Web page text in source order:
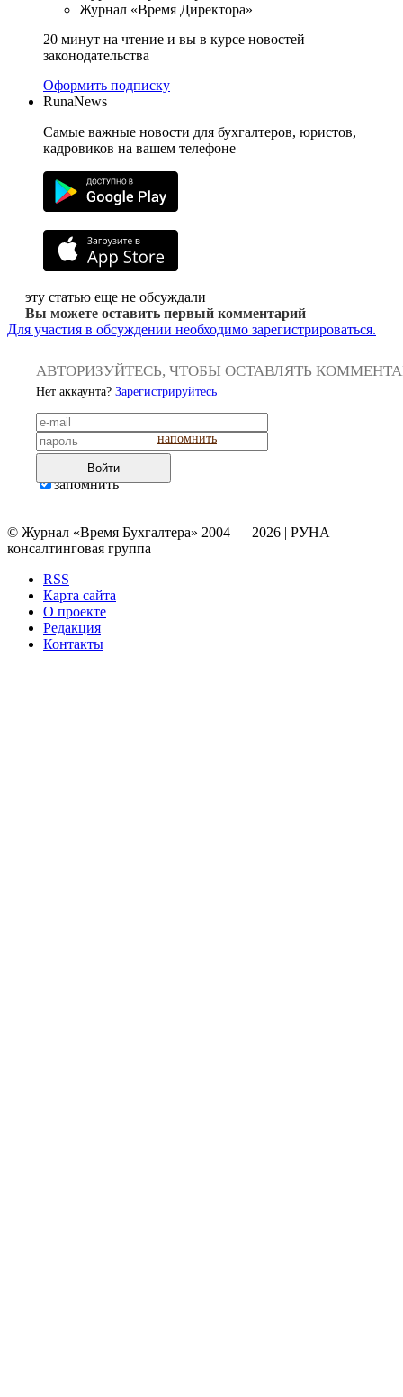
Журнал «Время Директора»
20 минут на чтение и вы в курсе новостей
законодательства
Оформить подписку
RunaNews
Самые важные новости для бухгалтеров, юристов,
кадровиков на вашем телефоне
эту статью еще не обсуждали
Вы можете оставить первый комментарий
Для участия в обсуждении необходимо зарегистрироваться.
АВТОРИЗУЙТЕСЬ, ЧТОБЫ ОСТАВЛЯТЬ
Нет аккаунта? Зарегистрируйтесь
напомнить
Войти
запомнить
© Журнал «Время Бухгалтера» 2004 — 2026 | РУНА
консалтинговая группа
RSS
Карта сайта
О проекте
Редакция
Контакты